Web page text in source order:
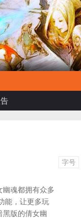
字号
幽魂都拥有众多
能，让更多玩
黑版的倩女幽